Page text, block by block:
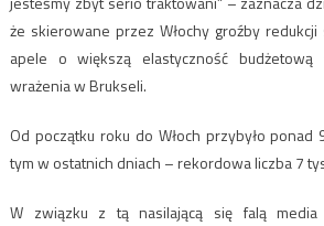
że skierowane przez Włochy groźby redukcji
apele o większą elastyczność budżetową
wrażenia w Brukseli.
Od początku roku do Włoch przybyło
tym w ostatnich dniach – rekordowa liczba 7
W związku z tą nasilającą się falą